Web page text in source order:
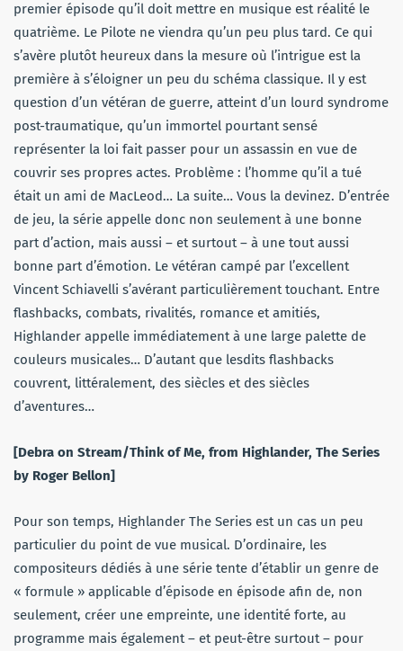
premier épisode qu’il doit mettre en musique est réalité le
quatrième. Le Pilote ne viendra qu’un peu plus tard. Ce qui
s’avère plutôt heureux dans la mesure où l’intrigue est la
première à s’éloigner un peu du schéma classique. Il y est
question d’un vétéran de guerre, atteint d’un lourd syndrome
post-traumatique, qu’un immortel pourtant sensé
représenter la loi fait passer pour un assassin en vue de
couvrir ses propres actes. Problème : l’homme qu’il a tué
était un ami de MacLeod… La suite… Vous la devinez. D’entrée
de jeu, la série appelle donc non seulement à une bonne
part d’action, mais aussi – et surtout – à une tout aussi
bonne part d’émotion. Le vétéran campé par l’excellent
Vincent Schiavelli s’avérant particulièrement touchant. Entre
flashbacks, combats, rivalités, romance et amitiés,
Highlander appelle immédiatement à une large palette de
couleurs musicales… D’autant que lesdits flashbacks
couvrent, littéralement, des siècles et des siècles
d’aventures…
[Debra on Stream/Think of Me, from Highlander, The Series
by Roger Bellon]
Pour son temps, Highlander The Series est un cas un peu
particulier du point de vue musical. D’ordinaire, les
compositeurs dédiés à une série tente d’établir un genre de
« formule » applicable d’épisode en épisode afin de, non
seulement, créer une empreinte, une identité forte, au
programme mais également – et peut-être surtout – pour